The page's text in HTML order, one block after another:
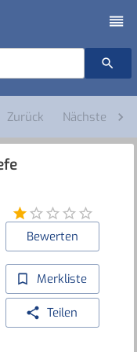
Zurück Nächste
Bewerten
Merkliste
Teilen